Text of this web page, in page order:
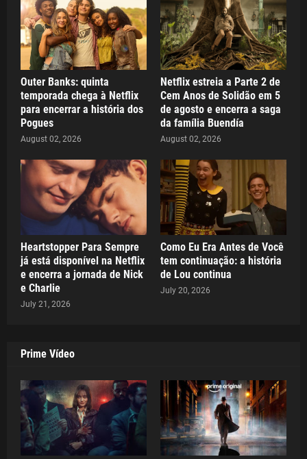
Outer Banks: quinta
temporada chega à Netflix
para encerrar a história dos
Pogues
August 02, 2026
Netflix estreia a Parte 2 de
Cem Anos de Solidão em 5
de agosto e encerra a saga
da família Buendía
August 02, 2026
Heartstopper Para Sempre
já está disponível na Netflix
e encerra a jornada de Nick
e Charlie
July 21, 2026
Como Eu Era Antes de Você
tem continuação: a história
de Lou continua
July 20, 2026
Prime Vídeo